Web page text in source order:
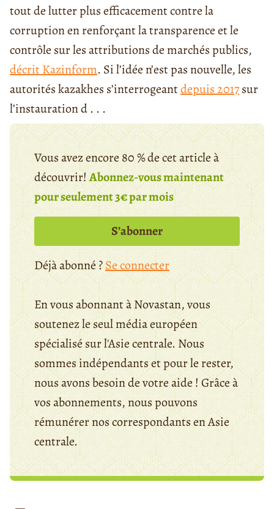
tout de lutter plus efficacement contre la
corruption en renforçant la transparence et le
contrôle sur les attributions de marchés publics,
décrit Kazinform. Si l’idée n’est pas nouvelle, les
autorités kazakhes s’interrogeantdepuis 2017sur
l’instauration d . . .
Vous avez encore 80 % de cet article à
découvrir!Abonnez-vous maintenant
pour seulement 3€ par mois
S’abonner
Déjà abonné ?Se connecter
En vous abonnant à Novastan, vous
soutenez le seul média européen
spécialisé sur l'Asie centrale. Nous
sommes indépendants et pour le rester,
nous avons besoin de votre aide ! Grâce à
vos abonnements, nous pouvons
rémunérer nos correspondants en Asie
centrale.